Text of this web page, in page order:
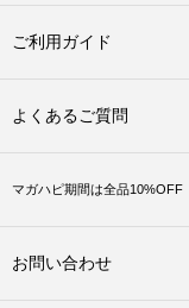
ご利用ガイド
よくあるご質問
マガハピ期間は全品10%OFF
お問い合わせ